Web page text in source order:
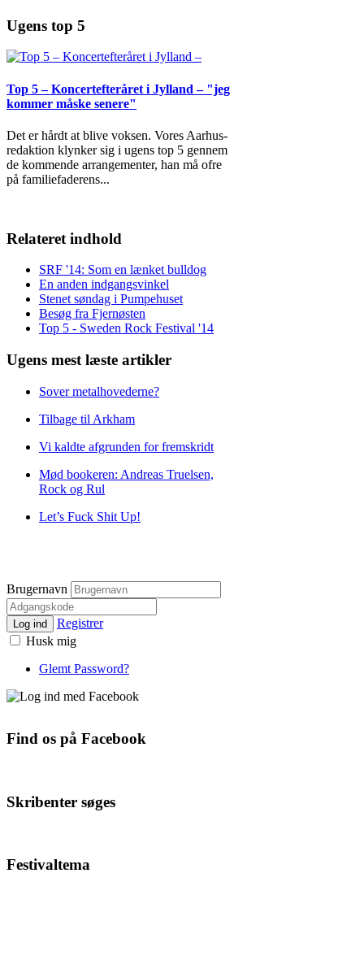
Ugens top 5
Top 5 – Koncertefteråret i Jylland – "jeg
kommer måske senere"
Det er hårdt at blive voksen. Vores Aarhus-
redaktion klynker sig i ugens top 5 gennem
de kommende arrangementer, han må ofre
på familiefaderens...
Relateret indhold
SRF '14: Som en lænket bulldog
En anden indgangsvinkel
Stenet søndag i Pumpehuset
Besøg fra Fjernøsten
Top 5 - Sweden Rock Festival '14
Ugens mest læste artikler
Sover metalhovederne?
Tilbage til Arkham
Vi kaldte afgrunden for fremskridt
Mød bookeren: Andreas Truelsen,
Rock og Rul
Let’s Fuck Shit Up!
Brugernavn
Log ind
Registrer
Husk mig
Glemt Password?
Find os på Facebook
Skribenter søges
Festivaltema